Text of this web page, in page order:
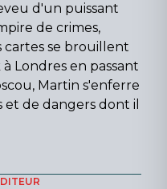
d'un puissant
de crimes,
cartes se brouillent
Londres en passant
Martin s'enferre
de dangers dont il